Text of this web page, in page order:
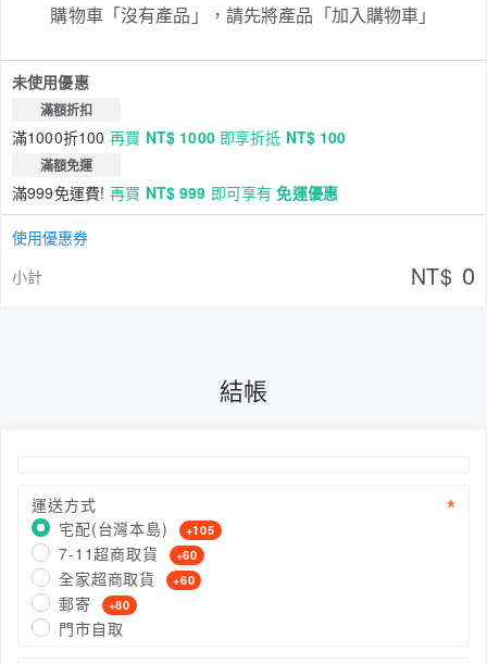
購物車「沒有產品」，請先將產品「加入購物車」
未使用優惠
滿額折扣
滿1000折100 再買 NT$ 1000即享折抵 NT$ 100
滿額免運
滿999免運費! 再買 NT$ 999 即可享有免運優惠
使用優惠券
小計
NT$ 0
結帳
運送方式
宅配(台灣本島)
+105
7-11超商取貨 +60
全家超商取貨 +60
郵寄 +80
門市自取